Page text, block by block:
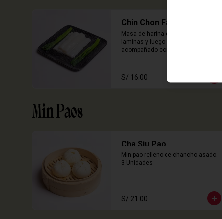
Chin Chon Fan Solo
Masa de harina de arroz cocida en
laminas y luego enrollado,
acompañado con salsa de sillao
S/ 16.00
Min Paos
Cha Siu Pao
Min pao relleno de chancho asado.
3 Unidades
S/ 21.00